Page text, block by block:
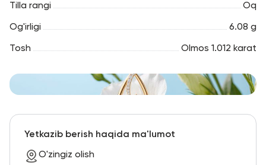
Tilla rangi Oq
Og'irligi 6.08 g
Tosh Olmos 1.012 karat
Yetkazib berish haqida ma'lumot
O'zingiz olish